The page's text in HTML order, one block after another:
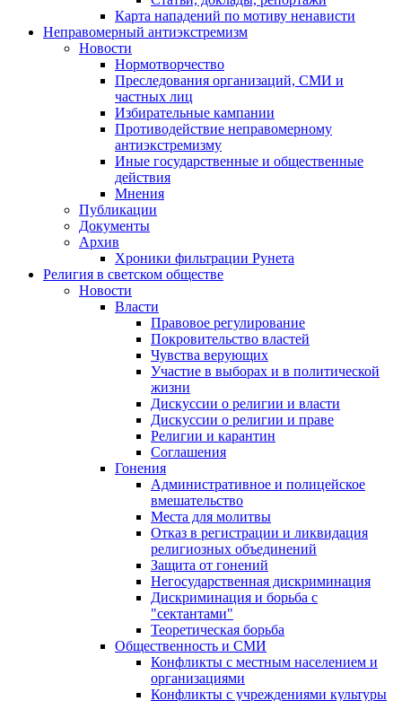
Карта нападений по мотиву ненависти
Неправомерный антиэкстремизм
Новости
Нормотворчество
Преследования организаций, СМИ и
частных лиц
Избирательные кампании
Противодействие неправомерному
антиэкстремизму
Иные государственные и общественные
действия
Мнения
Публикации
Документы
Архив
Хроники фильтрации Рунета
Религия в светском обществе
Новости
Власти
Правовое регулирование
Покровительство властей
Чувства верующих
Участие в выборах и в политической
жизни
Дискуссии о религии и власти
Дискуссии о религии и праве
Религии и карантин
Соглашения
Гонения
Административное и полицейское
вмешательство
Места для молитвы
Отказ в регистрации и ликвидация
религиозных объединений
Защита от гонений
Негосударственная дискриминация
Дискриминация и борьба с
"сектантами"
Теоретическая борьба
Общественность и СМИ
Конфликты с местным населением и
организациями
Конфликты с учреждениями культуры